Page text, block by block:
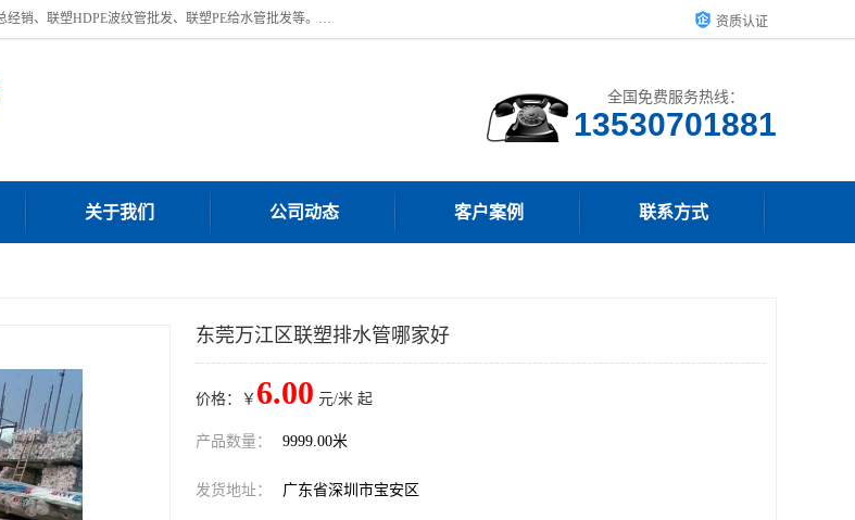
深圳市宝安区沙井街道浩丰胶管商行主营产品：联塑批发、联塑管批发、联塑总代理、联塑总经销、联塑HDPE波纹管批发、联塑PE给水管批发等。凭借服务以及多年的勤奋拼搏，发展成为一家销售各种管材管件，绝缘电工套管及配件等系列产品的贸易公司。公司秉承“顾客至上，锐意进取”的经营理念，坚持“客户至上”原则为广大客户提供的服务。欢迎惠顾！ 资质认证
全国免费服务热线：
关于我们 公司动态 客户案例 联系方式
东莞万江区联塑排水管哪家好
价格：￥ 6.00 元/米 起
产品数量： 9999.00米
发货地址： 广东省深圳市宝安区